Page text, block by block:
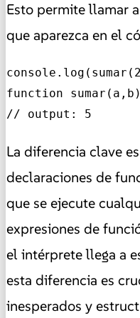
Esto permite llamar
que aparezca en el
function
// output: 5
La diferencia clave
declaraciones de
que se ejecute
expresiones de
el intérprete llega a
esta diferencia es
inesperados y